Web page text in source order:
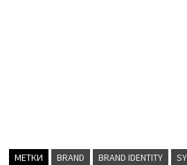
МЕТКИ BRAND BRAND IDENTITY